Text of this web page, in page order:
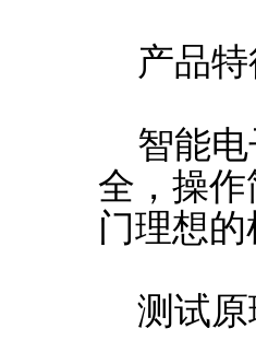
产品特
智能电
全，操
门理想
测试原